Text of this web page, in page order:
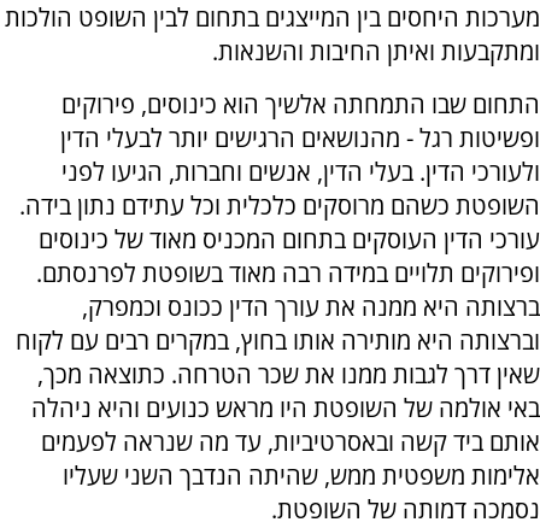
מערכות היחסים בין המייצגים בתחום לבין השופט הולכות
ומתקבעות ואיתן החיבות והשנאות.
התחום שבו התמחתה אלשיך הוא כינוסים, פירוקים
ופשיטות רגל - מהנושאים הרגישים יותר לבעלי הדין
ולעורכי הדין. בעלי הדין, אנשים וחברות, הגיעו לפני
השופטת כשהם מרוסקים כלכלית וכל עתידם נתון בידה.
עורכי הדין העוסקים בתחום המכניס מאוד של כינוסים
ופירוקים תלויים במידה רבה מאוד בשופטת לפרנסתם.
ברצותה היא ממנה את עורך הדין ככונס וכמפרק,
וברצותה היא מותירה אותו בחוץ, במקרים רבים עם לקוח
שאין דרך לגבות ממנו את שכר הטרחה. כתוצאה מכך,
באי אולמה של השופטת היו מראש כנועים והיא ניהלה
אותם ביד קשה ובאסרטיביות, עד מה שנראה לפעמים
אלימות משפטית ממש, שהיתה הנדבך השני שעליו
נסמכה דמותה של השופטת.